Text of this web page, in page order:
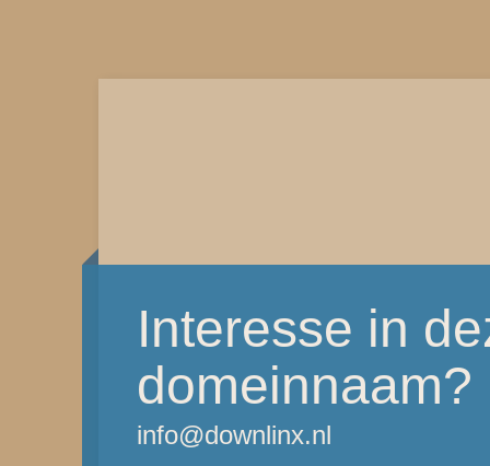
Interesse in
domeinnaam?
info@downlinx.nl